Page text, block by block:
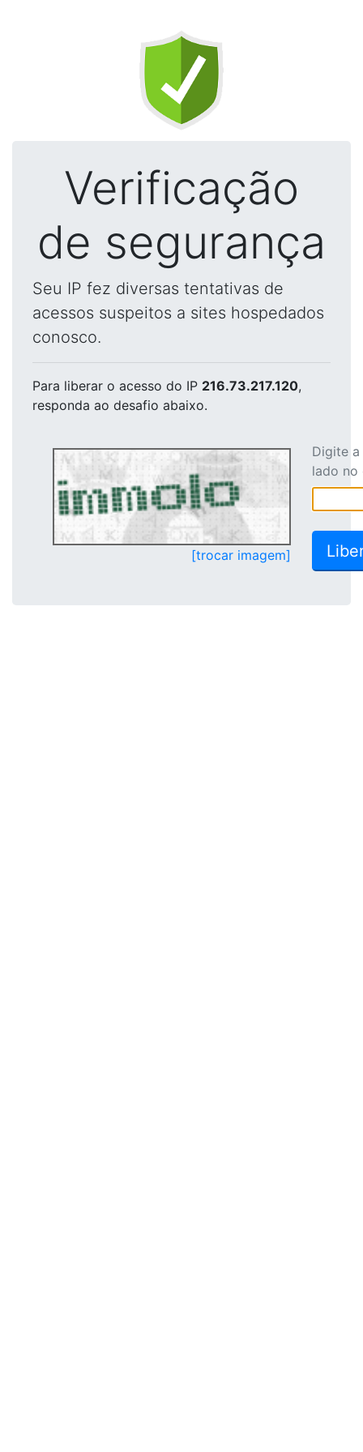
Verificação
de segurança
Seu IP fez diversas tentativas de
acessos suspeitos a sites hospedados
conosco.
Para liberar o acesso do IP 216.73.217.120,
responda ao desafio abaixo.
[trocar imagem]
Digite
lado no